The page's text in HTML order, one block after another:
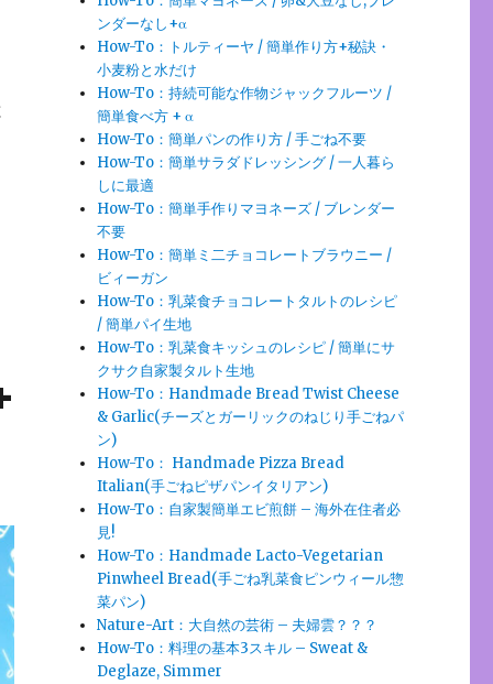
ンダーなし+α
How-To：トルティーヤ / 簡単作り方+秘訣・
小麦粉と水だけ
How-To：持続可能な作物ジャックフルーツ /
簡単食べ方 + α
How-To：簡単パンの作り方 / 手ごね不要
How-To：簡単サラダドレッシング / 一人暮ら
しに最適
How-To：簡単手作りマヨネーズ / ブレンダー
不要
How-To：簡単ミ二チョコレートブラウニー /
ビィーガン
How-To：乳菜食チョコレートタルトのレシピ
/ 簡単パイ生地
How-To：乳菜食キッシュのレシピ / 簡単にサ
クサク自家製タルト生地
How-To：Handmade Bread Twist Cheese
& Garlic(チーズとガーリックのねじり手ごねパ
ン)
How-To： Handmade Pizza Bread
Italian(手ごねピザパンイタリアン)
How-To：自家製簡単エビ煎餅 – 海外在住者必
見!
How-To：Handmade Lacto-Vegetarian
Pinwheel Bread(手ごね乳菜食ピンウィール惣
菜パン)
Nature-Art：大自然の芸術 – 夫婦雲？？？
How-To：料理の基本3スキル – Sweat &
Deglaze, Simmer